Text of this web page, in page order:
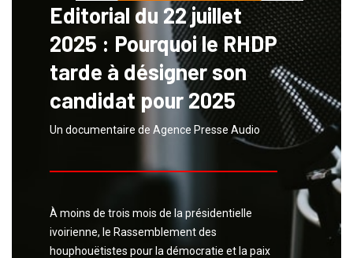
Editorial du 22 juillet
2025 : Pourquoi le RHDP
tarde à désigner son
candidat pour 2025
Un documentaire de Agence Presse Audio
​​​​​​​À moins de trois mois de la présidentielle
ivoirienne, le Rassemblement des
houphouëtistes pour la démocratie et la paix